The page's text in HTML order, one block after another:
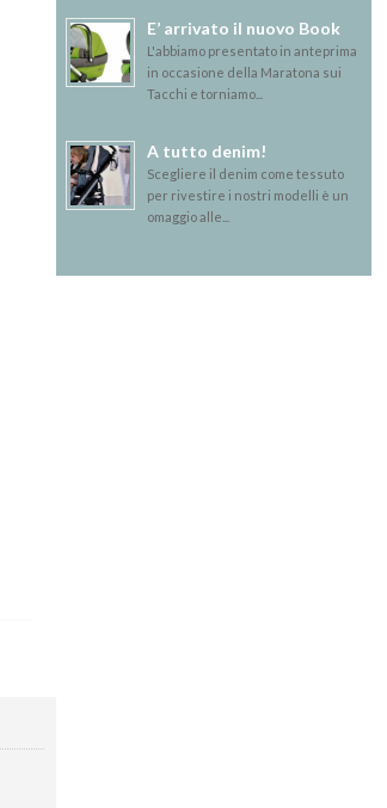
E’ arrivato il nuovo Book
L'abbiamo presentato in anteprima
in occasione della Maratona sui
Tacchi e torniamo...
A tutto denim!
Scegliere il denim come tessuto
per rivestire i nostri modelli è un
omaggio alle...